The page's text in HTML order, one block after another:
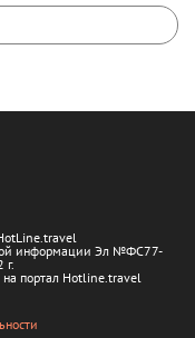
информации Эл №ФС77-
г.
портал Hotline.travel